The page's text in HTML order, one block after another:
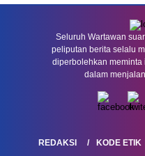
Seluruh Wartawan
peliputan berita selalu
diperbolehkan
dalam
REDAKSI KODE ETIK